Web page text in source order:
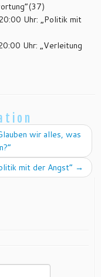
Uhr: „Politik mit
Uhr: „Verleitung
wir alles, was
mit der Angst“ →